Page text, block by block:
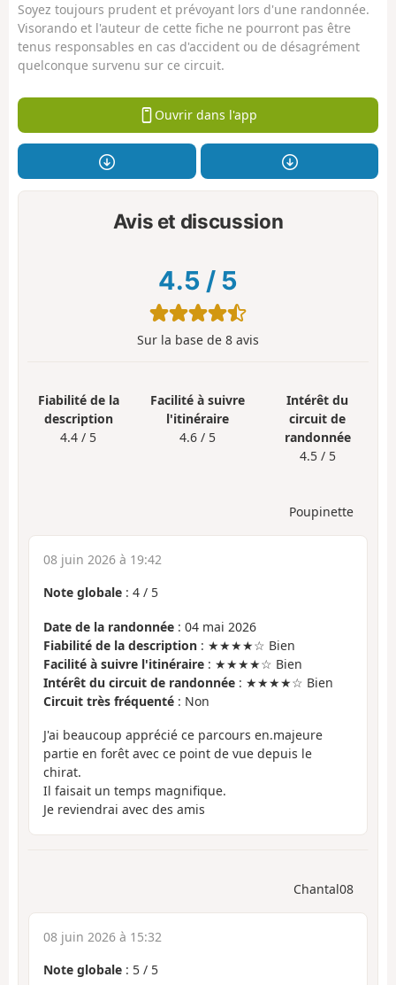
Soyez toujours prudent et prévoyant lors d'une randonnée.
Visorando et l'auteur de cette fiche ne pourront pas être
tenus responsables en cas d'accident ou de désagrément
quelconque survenu sur ce circuit.
Ouvrir dans l'app
Avis et discussion
4.5 / 5
Sur la base de 8 avis
Fiabilité de la
description
4.4 / 5
Facilité à suivre
l'itinéraire
4.6 / 5
Intérêt du
circuit de
randonnée
4.5 / 5
Poupinette
08 juin 2026 à 19:42
Note globale : 4 / 5
Date de la randonnée : 04 mai 2026
Fiabilité de la description : ★★★★☆ Bien
Facilité à suivre l'itinéraire : ★★★★☆ Bien
Intérêt du circuit de randonnée : ★★★★☆ Bien
Circuit très fréquenté : Non
J'ai beaucoup apprécié ce parcours en.majeure
partie en forêt avec ce point de vue depuis le
chirat.
Il faisait un temps magnifique.
Je reviendrai avec des amis
Chantal08
08 juin 2026 à 15:32
Note globale : 5 / 5